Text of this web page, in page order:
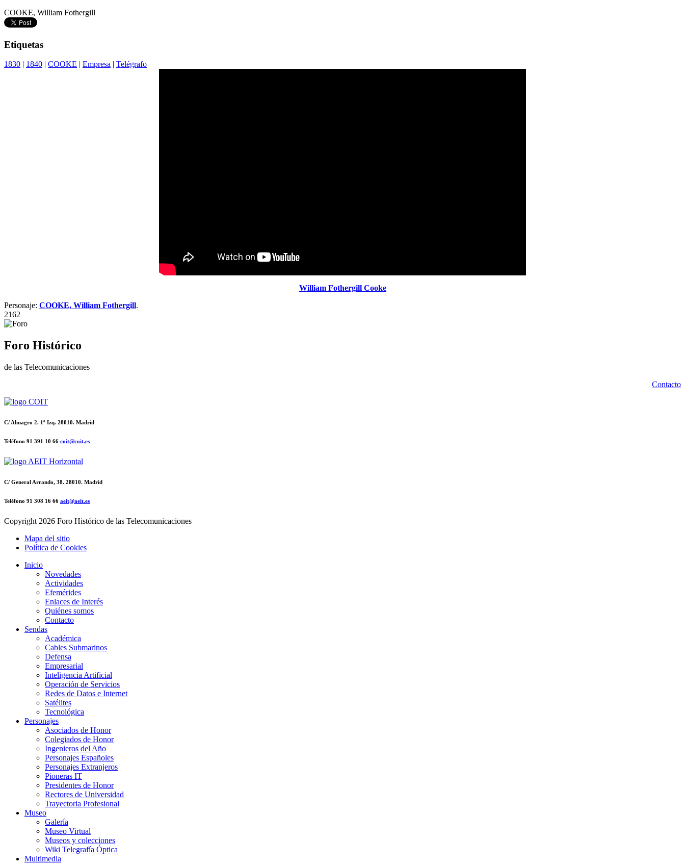
COOKE, William Fothergill
Etiquetas
1830 | 1840 | COOKE | Empresa | Telégrafo
William Fothergill Cooke
Personaje: COOKE, William Fothergill.
2162
Foro Histórico
de las Telecomunicaciones
Contacto
C/ Almagro 2. 1º Izq. 28010. Madrid
Teléfono 91 391 10 66 coit@coit.es
C/ General Arrando, 38. 28010. Madrid
Teléfono 91 308 16 66 aeit@aeit.es
Copyright 2026 Foro Histórico de las Telecomunicaciones
Mapa del sitio
Política de Cookies
Inicio
Novedades
Actividades
Efemérides
Enlaces de Interés
Quiénes somos
Contacto
Sendas
Académica
Cables Submarinos
Defensa
Empresarial
Inteligencia Artificial
Operación de Servicios
Redes de Datos e Internet
Satélites
Tecnológica
Personajes
Asociados de Honor
Colegiados de Honor
Ingenieros del Año
Personajes Españoles
Personajes Extranjeros
Pioneras IT
Presidentes de Honor
Rectores de Universidad
Trayectoria Profesional
Museo
Galería
Museo Virtual
Museos y colecciones
Wiki Telegrafía Óptica
Multimedia